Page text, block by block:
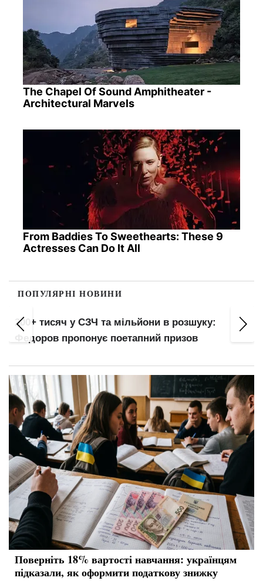
The Chapel Of Sound Amphitheater -
Architectural Marvels
From Baddies To Sweethearts: These 9
Actresses Can Do It All
ПОПУЛЯРНІ НОВИНИ
200+ тисяч у СЗЧ та мільйони в розшуку:
Федоров пропонує поетапний призов
Поверніть 18% вартості навчання: українцям
підказали, як оформити податкову знижку